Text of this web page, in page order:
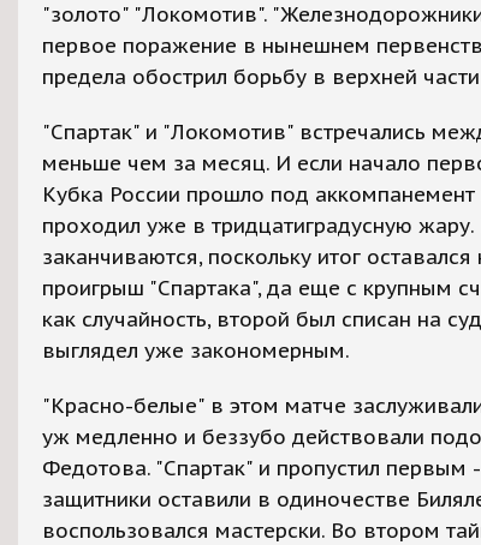
"золото" "Локомотив".
первое поражение в нынешнем
предела обострил борьбу в верхней
"Спартак" и "Локомотив" встречались
меньше чем за месяц. И если начало
Кубка России прошло под аккомпанемент
проходил уже в тридцатиградусную
заканчиваются, поскольку итог
проигрыш "Спартака", да еще с крупным
как случайность, второй был списан на
выглядел уже закономерным.
"Красно-белые" в этом матче
уж медленно и беззубо действовали
Федотова. "Спартак" и пропустил первым
защитники оставили в одиночестве
воспользовался мастерски. Во втором